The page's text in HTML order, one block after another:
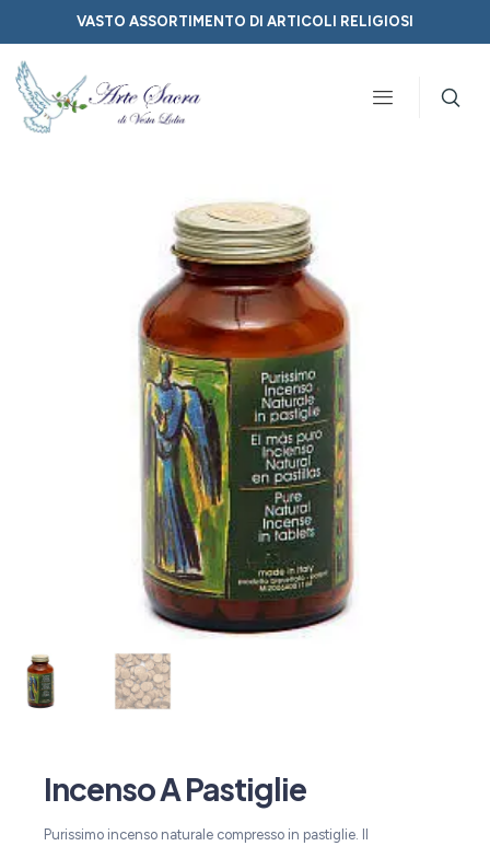
VASTO ASSORTIMENTO DI ARTICOLI RELIGIOSI
Incenso A Pastiglie
Purissimo incenso naturale compresso in pastiglie. Il